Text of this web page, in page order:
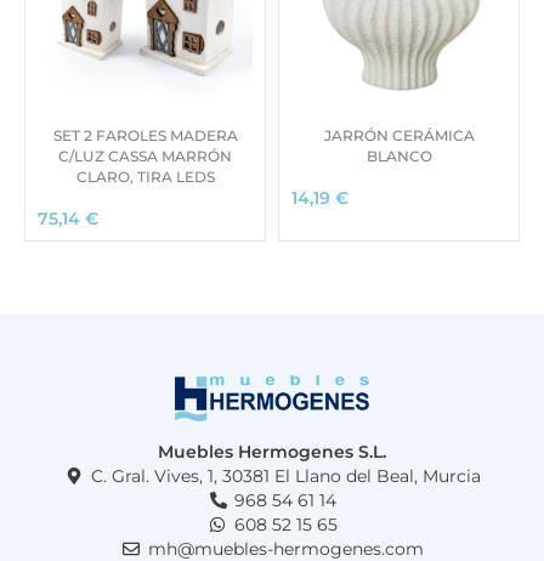
SET 2 FAROLES MADERA
C/LUZ CASSA MARRÓN
CLARO, TIRA LEDS
75,14 €
JARRÓN CERÁMICA
BLANCO
14,19 €
Muebles Hermogenes S.L.
C. Gral. Vives, 1, 30381 El Llano del Beal, Murcia
968 54 61 14
608 52 15 65
mh@muebles-hermogenes.com